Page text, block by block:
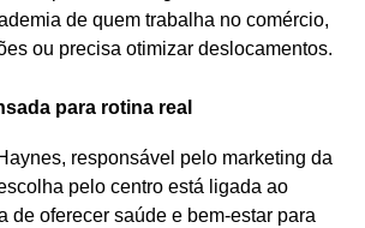
de quem trabalha no comércio,
ou precisa otimizar deslocamentos.
para rotina real
responsável pelo marketing da
pelo centro está ligada ao
de oferecer saúde e bem-estar para